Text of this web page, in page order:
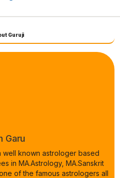
Guruji
Garu
well known astrologer based
in MA.Astrology, MA.Sanskrit
of the famous astrologers all